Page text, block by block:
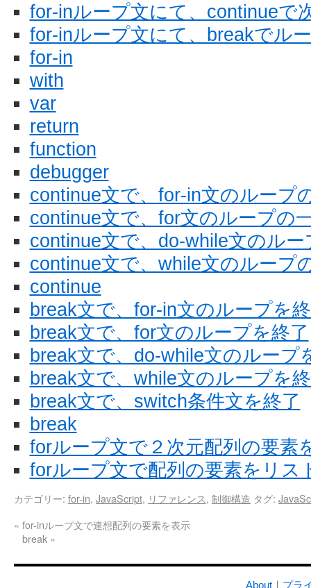
for-inループ文にて、continueで
for-inループ文にて、breakでル
for-in
with
var
return
function
debugger
continue文で、for-in文のループ
continue文で、for文のループの
continue文で、do-while文のル
continue文で、while文のループ
continue
break文で、for-in文のループを
break文で、for文のループを終了
break文で、do-while文のループ
break文で、while文のループを
break文で、switch条件文を終了
break
forループ文で２次元配列の要素
forループ文で配列の要素をリス
カテゴリー: for-in, JavaScript, リファレンス, 制御構造 タグ:
« for-inループ文で連想配列の要素を表示
break »
About｜ プラ